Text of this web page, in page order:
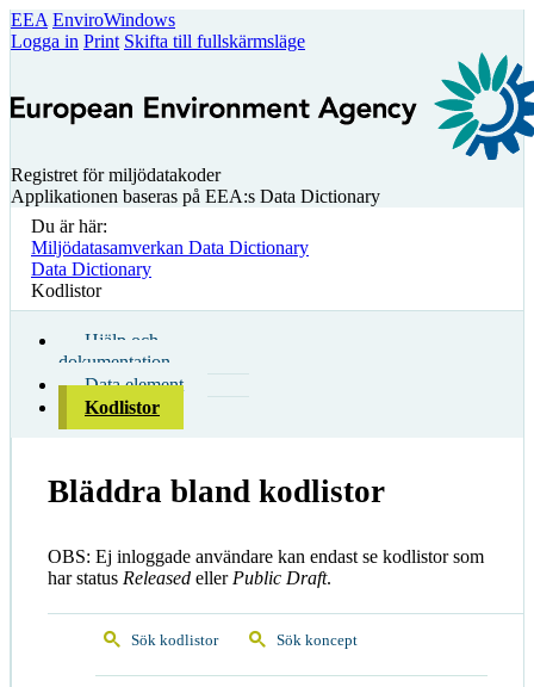
EEA EnviroWindows
Logga in Print Skifta till fullskärmsläge
Registret för miljödatakoder
Applikationen baseras på EEA:s Data Dictionary
Du är här:
Miljödatasamverkan Data Dictionary
Data Dictionary
Kodlistor
Hjälp och
dokumentation
Data element
Kodlistor
Bläddra bland kodlistor
OBS: Ej inloggade användare kan endast se kodlistor som
har status Released eller Public Draft.
Sök kodlistor Sök koncept